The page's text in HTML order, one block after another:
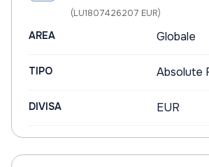
(LU1807426207 EUR)
AREA Globale
TIPO Absolute
DIVISA EUR